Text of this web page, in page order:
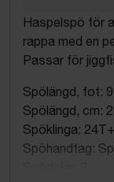
Haspelspö för
rappa med en
Passar för
Spölängd, fot:
Spölängd, cm:
Spöklinga:
Spöhandtag: